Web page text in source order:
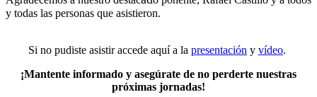
y todas las personas que asistieron.
Si no pudiste asistir accede aquí a la presentación y vídeo.
¡Mantente informado y asegúrate de no perderte nuestras
próximas jornadas!